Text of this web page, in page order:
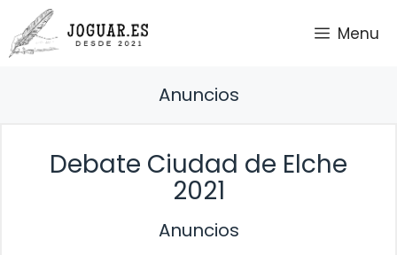
Saltar
al
contenido
Menu
Anuncios
Debate Ciudad de Elche
2021
Anuncios